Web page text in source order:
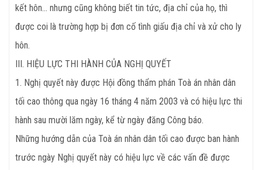
kết hôn… nhưng cũng không biết tin tức, địa chỉ của họ, thì
được coi là trường hợp bị đơn cố tình giấu địa chỉ và xử cho ly
hôn.
III. HIỆU LỰC THI HÀNH CỦA NGHỊ QUYẾT
1. Nghị quyết này được Hội đồng thẩm phán Toà án nhân dân
tối cao thông qua ngày 16 tháng 4 năm 2003 và có hiệu lực thi
hành sau mười lăm ngày, kể từ ngày đăng Công báo.
Những hướng dẫn của Toà án nhân dân tối cao được ban hành
trước ngày Nghị quyết này có hiệu lực về các vấn đề được